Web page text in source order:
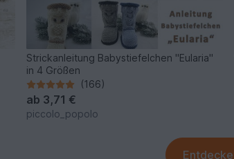
Strickanleitung Babystiefelchen "Eularia"
in 4 Größen
(166)
ab 3,71 €
piccolo_popolo